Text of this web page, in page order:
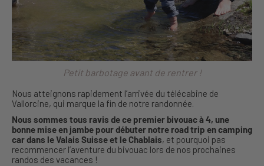
Petit barbotage avant de rentrer !
Nous atteignons rapidement l’arrivée du télécabine de
Vallorcine, qui marque la fin de notre randonnée.
Nous sommes tous ravis de ce premier bivouac à 4, une
bonne mise en jambe pour débuter notre road trip en camping
car dans le Valais Suisse et le Chablais, et pourquoi pas
recommencer l’aventure du bivouac lors de nos prochaines
randos des vacances !